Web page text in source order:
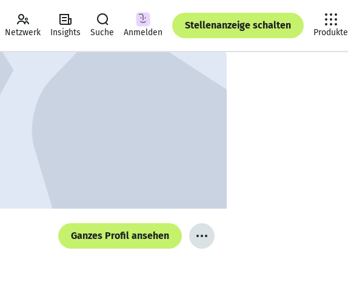
Netzwerk Insights Suche Anmelden
Stellenanzeige schalten
Produkte
Ganzes Profil ansehen